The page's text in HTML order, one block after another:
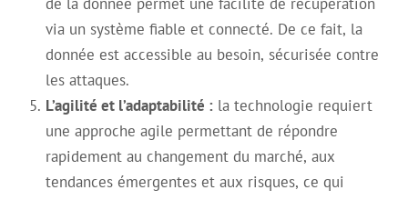
via un système fiable et connecté. De ce fait, la
donnée est accessible au besoin, sécurisée contre
les attaques.
L’agilité et l’adaptabilité : la technologie requiert
une approche agile permettant de répondre
rapidement au changement du marché, aux
tendances émergentes et aux risques, ce qui